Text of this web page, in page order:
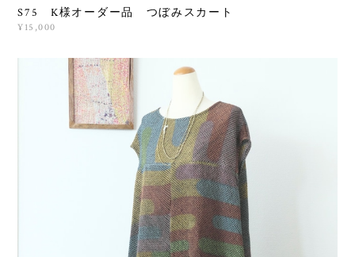
S75 K様オーダー品 つぼみスカート
¥15,000